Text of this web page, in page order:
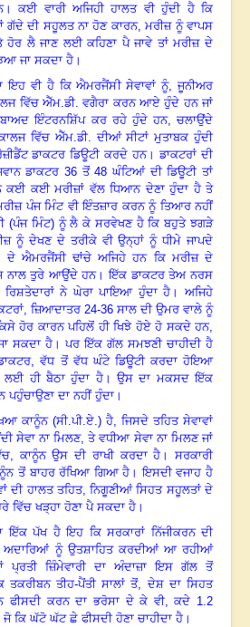
।ਕਈ ਵਾਰੀ ਅਜਿਹੀ ਹਾਲਤ ਵੀ ਹੁੰਦੀ ਹੈ ਕਿ
ਗੱਦੇ ਦੀ ਸਹੂਲਤ ਨਾ ਹੋਣ ਕਾਰਨ, ਮਰੀਜ਼ ਨੂੰ ਵਾਪਸ
ਹੋਰ ਲੈ ਜਾਣ ਲਈ ਕਹਿਣਾ ਪੈ ਜਾਵੇ ਤਾਂ ਮਰੀਜ਼ ਦੇ
ਜਾ ਸਕਦਾ ਹੈ ।
ਇਹ ਵੀ ਹੈ ਕਿ ਐਮਰਜੈਂਸੀ ਸੇਵਾਵਾਂ ਨੂੰ, ਜੂਨੀਅਰ
ਵਿੱਚ ਐੱਮ.ਡੀ. ਵਗੈਰਾ ਕਰਨ ਆਏ ਹੁੰਦੇ ਹਨ ਜਾਂ
ਇੰਟਰਨਸ਼ਿੱਪ ਕਰ ਰਹੇ ਹੁੰਦੇ ਹਨ, ਚਲਾਉਂਦੇ
ਵਿੱਚ ਐੱਮ.ਡੀ. ਦੀਆਂ ਸੀਟਾਂ ਮੁਤਾਬਕ ਹੁੰਦੀ
ਡਾਕਟਰ ਡਿਊਟੀ ਕਰਦੇ ਹਨ।ਡਾਕਟਰਾਂ ਦੀ
ਡਾਕਟਰ 36 ਤੋਂ 48 ਘੰਟਿਆਂ ਦੀ ਡਿਊਟੀ ਤਾਂ
ਕਈ ਕਈ ਮਰੀਜ਼ਾਂ ਵੱਲ ਧਿਆਨ ਦੇਣਾ ਹੁੰਦਾ ਹੈ ਤੇ
ਪੰਜ ਮਿੰਟ ਵੀ ਇੰਤਜ਼ਾਰ ਕਰਨ ਨੂੰ ਤਿਆਰ ਨਹੀਂ
(ਪੰਜ ਮਿੰਟ) ਨੂੰ ਲੈ ਕੇ ਸਰਵੇਖਣ ਹੈ ਕਿ ਬਹੁਤੇ ਝਗੜੇ
ਨੂੰ ਦੇਖਣ ਦੇ ਤਰੀਕੇ ਵੀ ਉਨ੍ਹਾਂ ਨੂੰ ਧੀਮੇ ਜਾਪਦੇ
ਦੇ ਐਮਰਜੈਂਸੀ ਢਾਂਚੇ ਅਜਿਹੇ ਹਨ ਕਿ ਮਰੀਜ਼ ਦੇ
ਨਾਲ ਤੁਰੇ ਆਉਂਦੇ ਹਨ।ਇੱਕ ਡਾਕਟਰ ਤੇਅ ਨਰਸ
ਨੇ ਘੇਰਾ ਪਾਇਆ ਹੁੰਦਾ ਹੈ ।ਅਜਿਹੇ
, ਜ਼ਿਆਦਾਤਰ 24-36 ਸਾਲ ਦੀ ਉਮਰ ਵਾਲੇ ਨੂੰ
ਹੋਰ ਕਾਰਨ ਪਹਿਲੋਂ ਹੀ ਖਿਝੇ ਹੋਏ ਹੋ ਸਕਦੇ ਹਨ,
ਸਕਦਾ ਹੈ । ਪਰ ਇੱਕ ਗੱਲ ਸਮਝਣੀ ਚਾਹੀਦੀ ਹੈ
, ਵੱਧ ਤੋਂ ਵੱਧ ਘੰਟੇ ਡਿਊਟੀ ਕਰਦਾ ਹੋਇਆ
ਲਈ ਹੀ ਬੈਠਾ ਹੁੰਦਾ ਹੈ।ਉਸ ਦਾ ਮਕਸਦ ਇੱਕ
ਪਹੁੰਚਾਉਣਾ ਦਾ ਨਹੀਂ ਹੁੰਦਾ ।
ਕਾਨੂੰਨ (ਸੀ.ਪੀ.ਏ.) ਹੈ, ਜਿਸਦੇ ਤਹਿਤ ਸੇਵਾਵਾਂ
ਸੇਵਾ ਨਾ ਮਿਲਣ, ਤੇ ਵਧੀਆ ਸੇਵਾ ਨਾ ਮਿਲਣ ਜਾਂ
ਕਾਨੂੰਨ ਉਸ ਦੀ ਰਾਖੀ ਕਰਦਾ ਹੈ ।ਸਰਕਾਰੀ
ਤੋਂ ਬਾਹਰ ਰੱਖਿਆ ਗਿਆ ਹੈ ।ਇਸਦੀ ਵਜਾਹ ਹੈ
ਦੀ ਹਾਲਤ ਤਹਿਤ, ਨਿਗੂਣੀਆਂ ਸਿਹਤ ਸਹੂਲਤਾਂ ਦੇ
ਵਿੱਚ ਖੜ੍ਹਾ ਹੋਣਾ ਪੈ ਸਕਦਾ ਹੈ ।
ਇੱਕ ਪੱਖ ਹੈ ਇਹ ਕਿ ਸਰਕਾਰਾਂ ਨਿੱਜੀਕਰਨ ਦੀ
ਅਦਾਰਿਆਂ ਨੂੰ ਉਤਸ਼ਾਹਿਤ ਕਰਦੀਆਂ ਆ ਰਹੀਆਂ
ਪ੍ਰਤੀ ਜ਼ਿੰਮੇਵਾਰੀ ਦਾ ਅੰਦਾਜ਼ਾ ਇਸ ਗੱਲ ਤੋਂ
ਤੀਹ-ਪੈਂਤੀ ਸਾਲਾਂ ਤੋਂ, ਦੇਸ਼ ਦਾ ਸਿਹਤ
ਫੀਸਦੀ ਕਰਨ ਦਾ ਭਰੋਸਾ ਦੇ ਕੇ ਵੀ, ਕਦੇ 1.2
ਕਿ ਘੱਟੋ ਘੱਟ ਛੇ ਫੀਸਦੀ ਹੋਣਾ ਚਾਹੀਦਾ ਹੈ ।